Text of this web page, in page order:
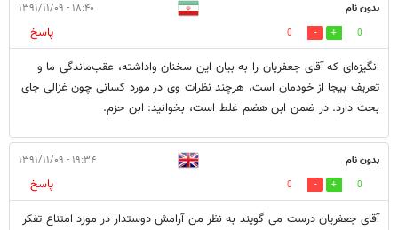
بدون نام ۱۸:۴۰ - ۱۳۹۱/۱۱/۰۹
0
0
پاسخ
انگیزه‌ای که آقای جعفریان را به بیان این سخنان واداشته، عقب‌ماندگی ما و
تعریف بیجا از خودمان است، هرچند نظرات وی در مورد کسانی چون غزالی جای
بحث دارد. در ضمن ابن هضم غلط است، بخوانید: ابن حزم.
بدون نام ۱۹:۳۴ - ۱۳۹۱/۱۱/۰۹
0
0
پاسخ
آقای جعفریان درست می گویند به نظر من آرامش دوستدار در مورد امتناع تفکر